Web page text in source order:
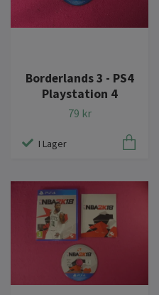
Borderlands 3 - PS4
Playstation 4
79 kr
I Lager